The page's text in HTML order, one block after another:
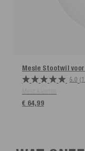
Mesle Stootwil
5.0 (1
€ 64,99